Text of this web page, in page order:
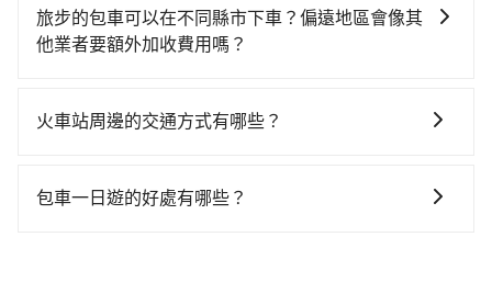
均花費約1,350元，費時2小時36分鐘。選擇搭乘高鐵而
不預約包車，不僅每人至少額外負擔130元車資，而且更
車共乘服務，最多可再節省50%的交通費用。
Vios這類乘坐體驗較差的車款，如果人數超過四位，更
是沒有較大的七人座或九人座可供選擇，而且無人租車
都好像在開樂透一樣。另外，偶爾也會遇到明明已經預
客的人來說就有不小的風險。最後，雖然路邊隨租隨還
約750輛，數量約為台中市的10%、密度僅雙北的
0.9%，其叫車的難度是雙北市的120倍。再加上台中市
無論在價格或服務品質上，tripool都是你從西屯到冬山
中長程提供最優惠的價格。 (3) 全台服務，不分城市與郊
區。 (4) 有較為嚴謹的乘車時間與取消政策。
旅步的包車可以在不同縣市下車？偏遠地區會像其
他業者要額外加收費用嗎？
於偏遠地區，我們提供的價格已經包含了所有基本的費
支付額外的費用，不過別擔心，您可以透過旅步官網查
火車站周邊的交通方式有哪些？
方式： 公車或客運：乘坐公車或客運到達或離開火車
包車一日遊的好處有哪些？